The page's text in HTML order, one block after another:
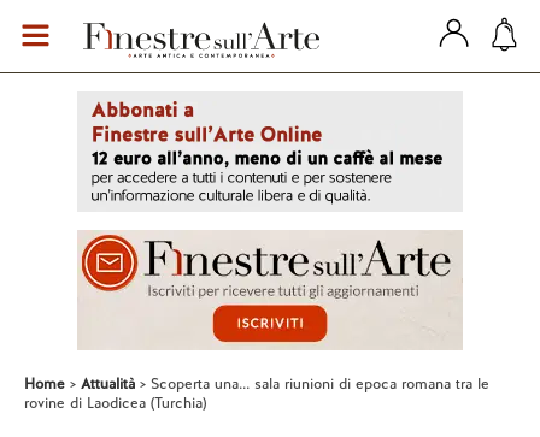
Home Attualità
Scoperta una... sala riunioni di epoca romana tra le
rovine di Laodicea (Turchia)